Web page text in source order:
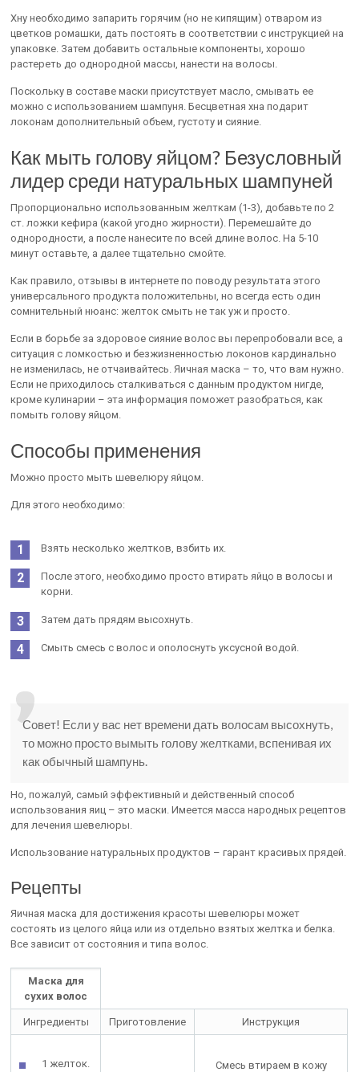
Хну необходимо запарить горячим (но не кипящим) отваром из
цветков ромашки, дать постоять в соответствии с инструкцией на
упаковке. Затем добавить остальные компоненты, хорошо
растереть до однородной массы, нанести на волосы.
Поскольку в составе маски присутствует масло, смывать ее
можно с использованием шампуня. Бесцветная хна подарит
локонам дополнительный объем, густоту и сияние.
Как мыть голову яйцом? Безусловный
лидер среди натуральных шампуней
Пропорционально использованным желткам (1-3), добавьте по 2
ст. ложки кефира (какой угодно жирности). Перемешайте до
однородности, а после нанесите по всей длине волос. На 5-10
минут оставьте, а далее тщательно смойте.
Как правило, отзывы в интернете по поводу результата этого
универсального продукта положительны, но всегда есть один
сомнительный нюанс: желток смыть не так уж и просто.
Если в борьбе за здоровое сияние волос вы перепробовали все, а
ситуация с ломкостью и безжизненностью локонов кардинально
не изменилась, не отчаивайтесь. Яичная маска – то, что вам нужно.
Если не приходилось сталкиваться с данным продуктом нигде,
кроме кулинарии – эта информация поможет разобраться, как
помыть голову яйцом.
Способы применения
Можно просто мыть шевелюру яйцом.
Для этого необходимо:
Взять несколько желтков, взбить их.
После этого, необходимо просто втирать яйцо в волосы и
корни.
Затем дать прядям высохнуть.
Смыть смесь с волос и ополоснуть уксусной водой.
Совет! Если у вас нет времени дать волосам высохнуть,
то можно просто вымыть голову желтками, вспенивая их
как обычный шампунь.
Но, пожалуй, самый эффективный и действенный способ
использования яиц – это маски. Имеется масса народных рецептов
для лечения шевелюры.
Использование натуральных продуктов – гарант красивых прядей.
Рецепты
Яичная маска для достижения красоты шевелюры может
состоять из целого яйца или из отдельно взятых желтка и белка.
Все зависит от состояния и типа волос.
Маска для
сухих волос
Ингредиенты Приготовление Инструкция
1 желток.
Смесь втираем в кожу